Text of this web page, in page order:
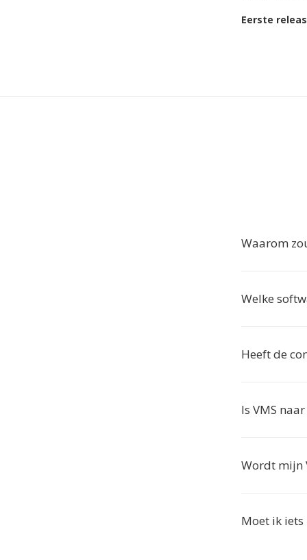
Eerste
Waarom
Welke
Heeft de
Is VMS
Wordt mijn
Moet ik iets